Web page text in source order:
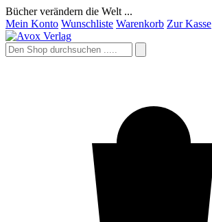
Bücher verändern die Welt ...
Mein Konto Wunschliste Warenkorb Zur Kasse